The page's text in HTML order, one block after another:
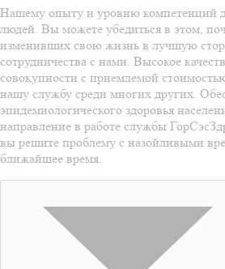
Нашему опыту и уровню компетенций
людей. Вы можете убедиться в этом,
изменивших свою жизнь в лучшую
сотрудничества с нами. Высокое
совокупности с приемлемой
нашу службу среди многих других.
эпидемиологического здоровья
направление в работе службы
вы решите проблему с назойливыми
ближайшее время.